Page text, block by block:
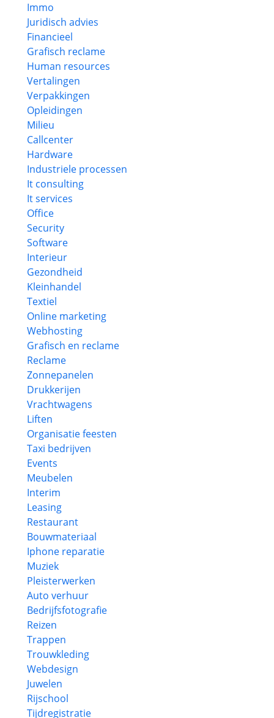
Immo
Juridisch advies
Financieel
Grafisch reclame
Human resources
Vertalingen
Verpakkingen
Opleidingen
Milieu
Callcenter
Hardware
Industriele processen
It consulting
It services
Office
Security
Software
Interieur
Gezondheid
Kleinhandel
Textiel
Online marketing
Webhosting
Grafisch en reclame
Reclame
Zonnepanelen
Drukkerijen
Vrachtwagens
Liften
Organisatie feesten
Taxi bedrijven
Events
Meubelen
Interim
Leasing
Restaurant
Bouwmateriaal
Iphone reparatie
Muziek
Pleisterwerken
Auto verhuur
Bedrijfsfotografie
Reizen
Trappen
Trouwkleding
Webdesign
Juwelen
Rijschool
Tijdregistratie